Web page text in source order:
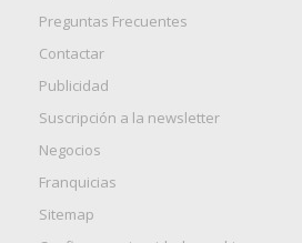
Preguntas Frecuentes
Contactar
Publicidad
Suscripción a la newsletter
Negocios
Franquicias
Sitemap